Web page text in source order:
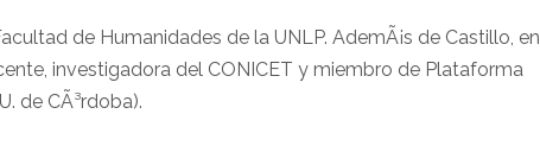
de Humanidades de la UNLP. AdemÃ¡s de Castillo, en
investigadora del CONICET y miembro de Plataforma
de CÃ³rdoba).